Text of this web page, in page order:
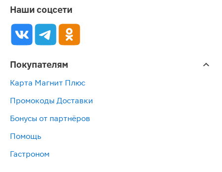
Наши соцсети
Покупателям
Карта Магнит Плюс
Промокоды Доставки
Бонусы от партнёров
Помощь
Гастроном